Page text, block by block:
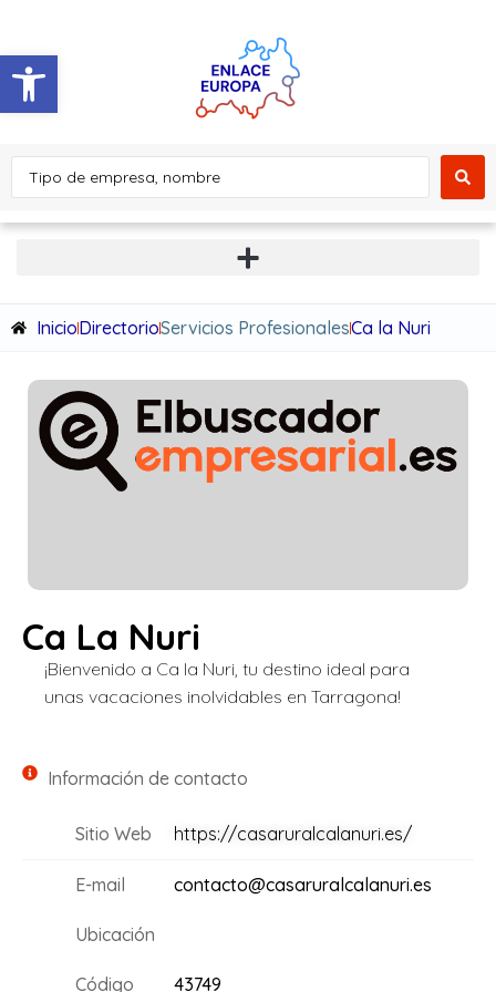
Abrir barra de herramientas
InicioDirectorioServicios ProfesionalesCa la Nuri
Ca La Nuri
¡Bienvenido a Ca la Nuri, tu destino ideal para
unas vacaciones inolvidables en Tarragona!
Información de contacto
Sitio Web https://casaruralcalanuri.es/
E-mail contacto@casaruralcalanuri.es
Ubicación
Código 43749